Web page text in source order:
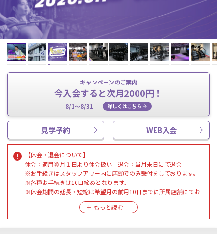
キャンペーンのご案内
今入会すると次月2000円！
8/1～8/31 詳しくはこちら
見学予約 WEB入会
【休会・退会について】
休会：適用翌月１日より休会扱い 退会：当月末日にて退会
※お手続きはスタッフアワー内に店頭でのみ受付をしております。
※各種お手続きは10日締めとなります。
※休会期間の延長・短縮は希望月の前月10日までに所属店舗にてお
手続きをお願いします。
当店での合同トレーニングは２名までとなります。